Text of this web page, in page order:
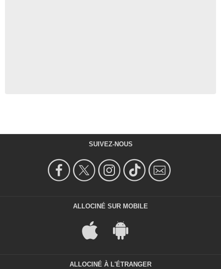
SUIVEZ-NOUS
ALLOCINÉ SUR MOBILE
ALLOCINÉ À L'ÉTRANGER